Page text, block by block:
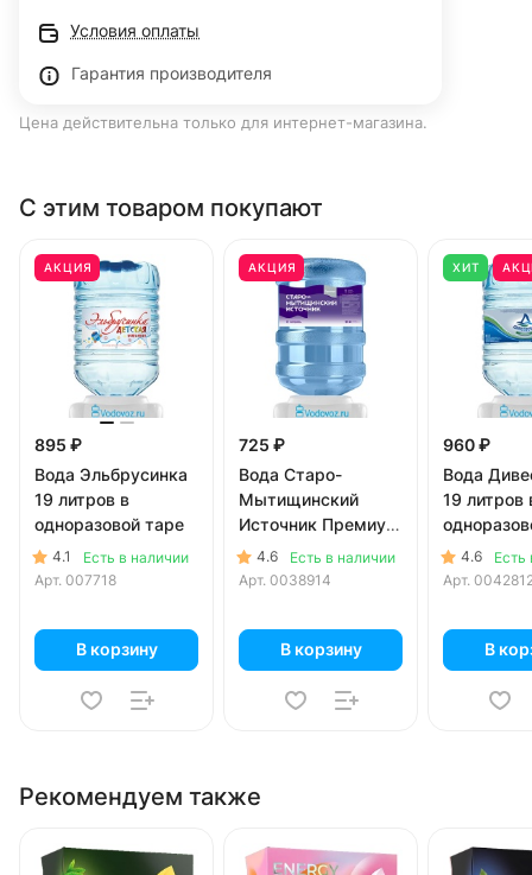
Условия оплаты
Гарантия производителя
Цена действительна только для интернет-магазина.
С этим товаром покупают
АКЦИЯ
895 ₽
Вода Эльбрусинка
19 литров в
одноразовой таре
4.1
Есть в наличии
Арт. 007718
В корзину
АКЦИЯ
725 ₽
Вода Старо-
Мытищинский
Источник Премиум
18.9 литров
4.6
Есть в наличии
Арт. 0038914
В корзину
ХИТ
960 ₽
Вода
19 литров
4.6
Есть
Арт.
В
Рекомендуем также